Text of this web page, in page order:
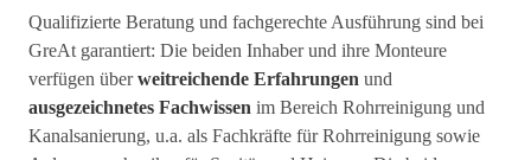
Qualifizierte Beratung und fachgerechte Ausführung sind bei
GreAt garantiert: Die beiden Inhaber und ihre Monteure
verfügen überweitreichende Erfahrungen und
ausgezeichnetes Fachwissen im Bereich Rohrreinigung und
Kanalsanierung, u.a. als Fachkräfte für Rohrreinigung sowie